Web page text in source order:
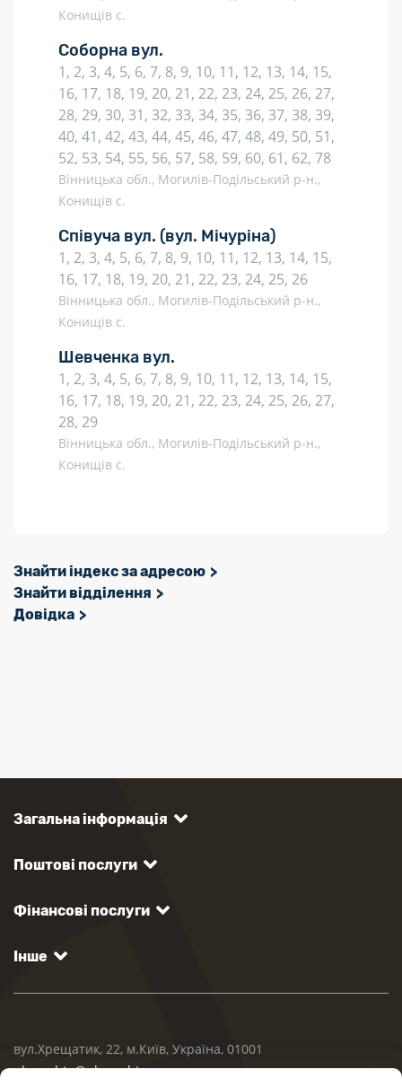
Конищів с.
Соборна вул.
1, 2, 3, 4, 5, 6, 7, 8, 9, 10, 11, 12, 13, 14, 15,
16, 17, 18, 19, 20, 21, 22, 23, 24, 25, 26, 27,
28, 29, 30, 31, 32, 33, 34, 35, 36, 37, 38, 39,
40, 41, 42, 43, 44, 45, 46, 47, 48, 49, 50, 51,
52, 53, 54, 55, 56, 57, 58, 59, 60, 61, 62, 78
Вінницька обл., Могилів-Подільський р-н.,
Конищів с.
Співуча вул. (вул. Мічуріна)
1, 2, 3, 4, 5, 6, 7, 8, 9, 10, 11, 12, 13, 14, 15,
16, 17, 18, 19, 20, 21, 22, 23, 24, 25, 26
Вінницька обл., Могилів-Подільський р-н.,
Конищів с.
Шевченка вул.
1, 2, 3, 4, 5, 6, 7, 8, 9, 10, 11, 12, 13, 14, 15,
16, 17, 18, 19, 20, 21, 22, 23, 24, 25, 26, 27,
28, 29
Вінницька обл., Могилів-Подільський р-н.,
Конищів с.
Знайти індекс за адресою
Знайти відділення
Довідка
Загальна інформація
Поштові послуги
Фінансові послуги
Інше
вул.Хрещатик, 22, м.Київ, Україна, 01001
ukrposhta@ukrposhta.ua